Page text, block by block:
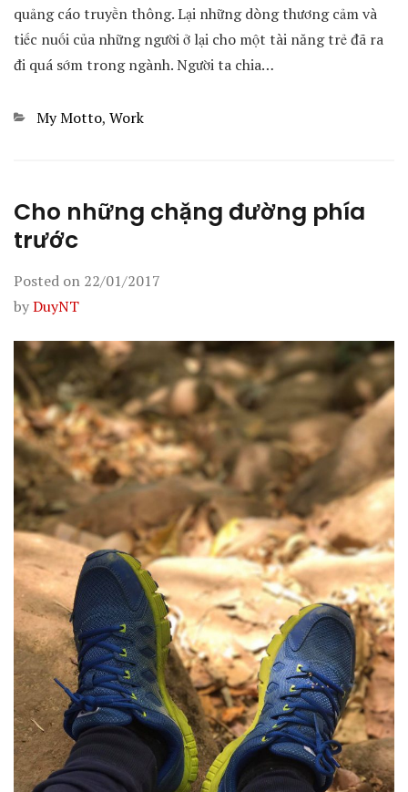
quảng cáo truyền thông. Lại những dòng thương cảm và
tiếc nuối của những người ở lại cho một tài năng trẻ đã ra
đi quá sớm trong ngành. Người ta chia…
Categories
My Motto, Work
Cho những chặng đường phía
trước
Posted on 22/01/2017
byDuyNT